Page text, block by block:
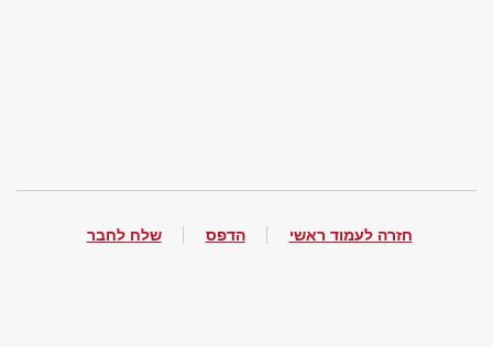
חזרה לעמוד ראשי הדפס שלח לחבר